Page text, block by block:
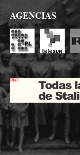
AGENCIAS